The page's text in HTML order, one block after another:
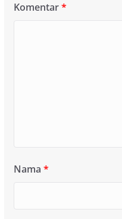
Komentar*
Nama *